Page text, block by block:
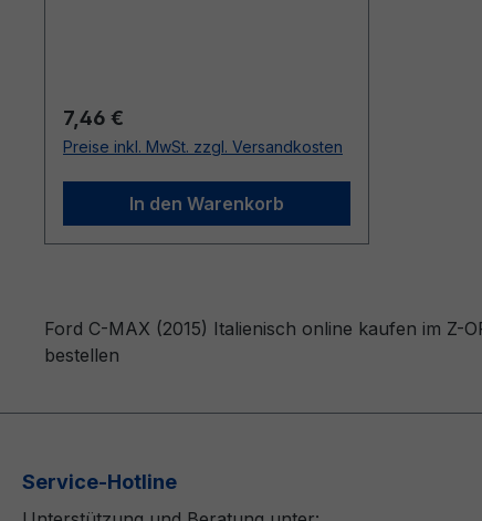
Regulärer Preis:
7,46 €
Preise inkl. MwSt. zzgl. Versandkosten
In den Warenkorb
Ford C-MAX (2015) Italienisch online kaufen im Z-
bestellen
Service-Hotline